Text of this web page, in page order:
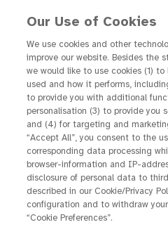
Stark,
informiert:
Karin über
mit feuchter
Hermann und Karin sind
Lebensmut. Doch
Our Use of Cookies
We use cookies and other
improve our website. Besides the
we would like to use cookies (1)
used and how it performs,
to provide you with additional
personalisation (3) to provide you
and (4) for targeting and
“Accept All”, you consent to the
corresponding data processing
browser-information and IP-
disclosure of personal data to
described in our Cookie/Privacy
configuration and to withdraw
“Cookie Preferences”.